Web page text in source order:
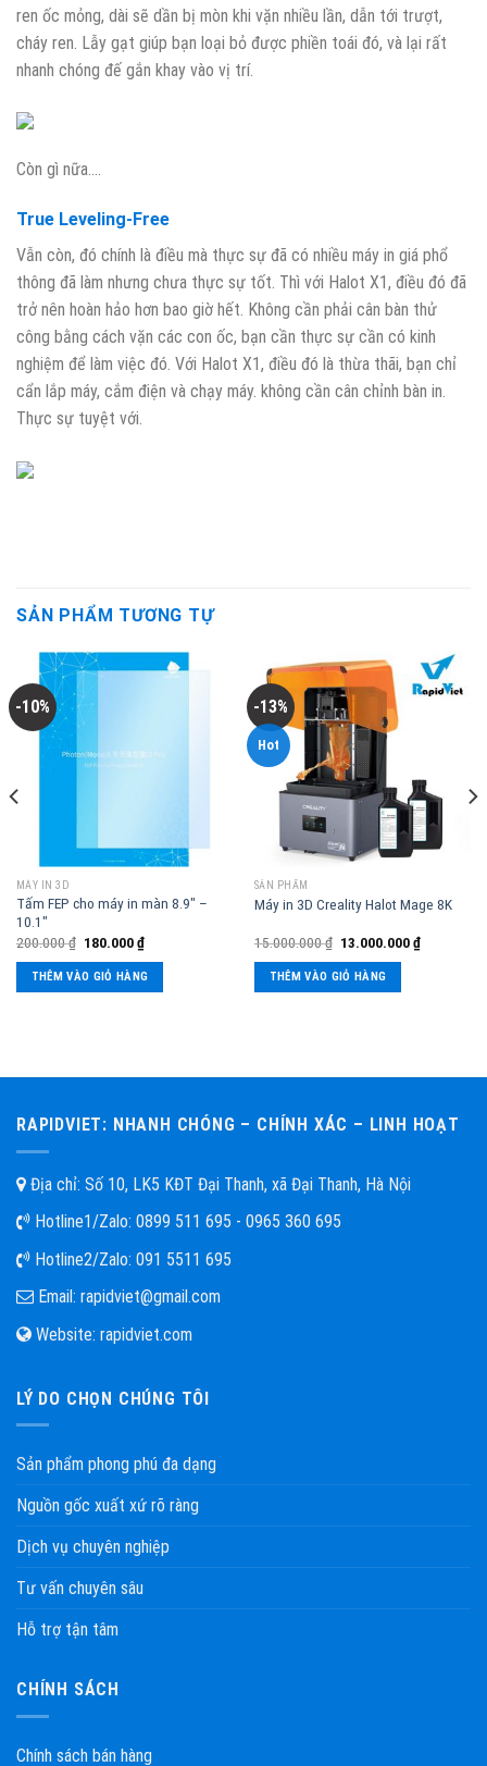
ren ốc mỏng, dài sẽ dần bị mòn khi vặn nhiều lần, dẫn tới trượt,
cháy ren. Lẫy gạt giúp bạn loại bỏ được phiền toái đó, và lại rất
nhanh chóng đế gắn khay vào vị trí.
Còn gì nữa….
True Leveling-Free
Vẫn còn, đó chính là điều mà thực sự đã có nhiều máy in giá phổ
thông đã làm nhưng chưa thực sự tốt. Thì với Halot X1, điều đó đã
trở nên hoàn hảo hơn bao giờ hết. Không cần phải cân bàn thử
công bằng cách vặn các con ốc, bạn cần thực sự cần có kinh
nghiệm để làm việc đó. Với Halot X1, điều đó là thừa thãi, bạn chỉ
cẩn lắp máy, cắm điện và chạy máy. không cần cân chỉnh bàn in.
Thực sự tuyệt với.
SẢN PHẨM TƯƠNG TỰ
-10%
MÁY IN 3D
Tấm FEP cho máy in màn 8.9″ –
10.1″
200.000₫ 180.000₫
THÊM VÀO GIỎ HÀNG
-13%
Hot
SẢN PHẨM
Máy in 3D Creality Halot Mage 8K
15.000.000₫ 13.000.000₫
THÊM VÀO GIỎ HÀNG
RAPIDVIET: NHANH CHÓNG – CHÍNH XÁC – LINH HOẠT
Địa chỉ: Số 10, LK5 KĐT Đại Thanh, xã Đại Thanh, Hà Nội
Hotline1/Zalo: 0899 511 695 - 0965 360 695
Hotline2/Zalo: 091 5511 695
Email: rapidviet@gmail.com
Website: rapidviet.com
LÝ DO CHỌN CHÚNG TÔI
Sản phẩm phong phú đa dạng
Nguồn gốc xuất xứ rõ ràng
Dịch vụ chuyên nghiệp
Tư vấn chuyên sâu
Hỗ trợ tận tâm
CHÍNH SÁCH
Chính sách bán hàng